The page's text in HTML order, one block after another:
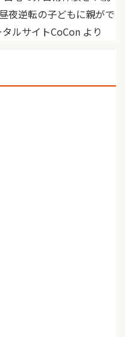
夜逆転の子どもに親がで
ルサイトCoCon より